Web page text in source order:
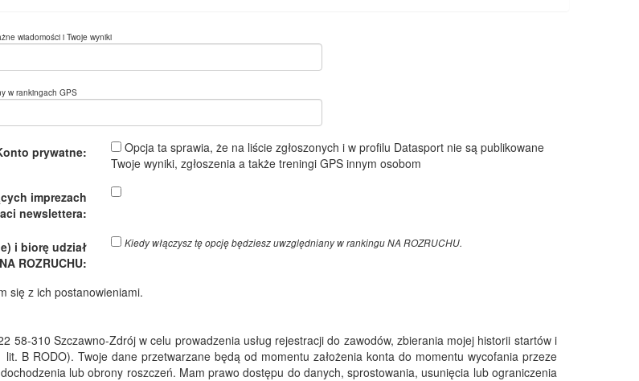
wiadomości i Twoje wyniki
w rankingach GPS
prywatne:
Opcja ta sprawia, że na liście zgłoszonych i w profilu Datasport nie są publikowane
Twoje wyniki, zgłoszenia a także treningi GPS innym osobom
imprezach
newslettera:
i biorę udział
ROZRUCHU:
Kiedy włączysz tę opcję będziesz uwzględniany w rankingu NA ROZRUCHU.
się z ich postanowieniami.
58-310 Szczawno-Zdrój w celu prowadzenia usług rejestracji do zawodów, zbierania mojej historii startów i
B RODO). Twoje dane przetwarzane będą od momentu założenia konta do momentu wycofania przeze
lub obrony roszczeń. Mam prawo dostępu do danych, sprostowania, usunięcia lub ograniczenia